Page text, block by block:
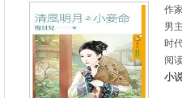
作
男
时
阅
小